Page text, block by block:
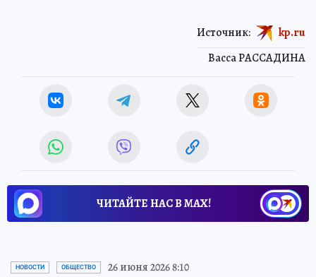
Васса РАССАДИНА
Источник: kp.ru
ЧИТАЙТЕ НАС В МАХ!
НОВОСТИ ОБЩЕСТВО 26 июня 2026 8:10